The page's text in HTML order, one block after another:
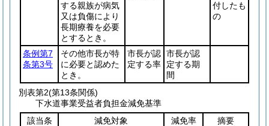
する親族が病気
又は負傷により
長期療養を必要
とするとき。
付したも
の
条例第7
条第3号
その他市長が特
に必要と認めた
とき。
市長が認
定する率
市長が認
定する期
間
別表第2(第13条関係)
下水道事業受益者負担金減免基準
該当条
減免対象
減免率
摘要